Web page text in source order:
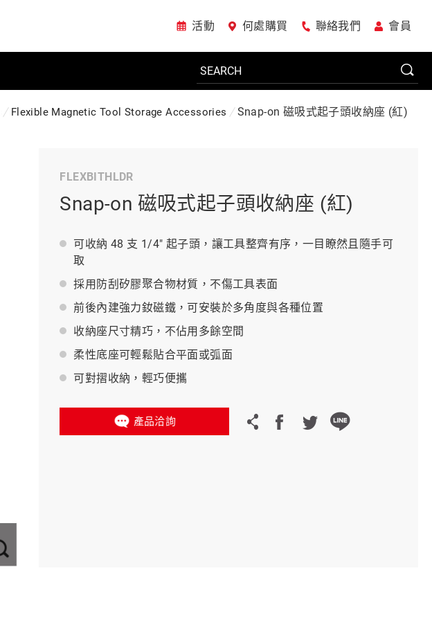
活動 何處購買 聯絡我們 會員
車廠專用工具
美國JohnBean設備
義大利 Bike-Lift
Flexible Magnetic Tool Storage Accessories Snap-on 磁吸式起子頭收納座 (紅)
FLEXBITHLDR
Snap-on 磁吸式起子頭收納座 (紅)
可收納 48 支 1/4" 起子頭，讓工具整齊有序，一目瞭然且隨手可
取
採用防刮矽膠聚合物材質，不傷工具表面
前後內建強力釹磁鐵，可安裝於多角度與各種位置
收納座尺寸精巧，不佔用多餘空間
柔性底座可輕鬆貼合平面或弧面
可對摺收納，輕巧便攜
產品洽詢